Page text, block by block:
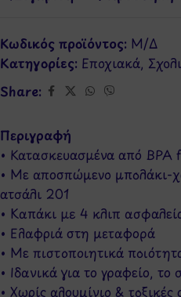
Κωδικός προϊόντος: Μ/Δ
Κατηγορίες: Εποχιακά,
Share:
Περιγραφή
• Κατασκευασμένα από BPA
• Με αποσπώμενο μπολάκι-
ατσάλι 201
• Καπάκι με 4 κλιπ
• Ελαφριά στη μεταφορά
• Με πιστοποιητικά
• Ιδανικά για το γραφείο,
• Χωρίς αλουμίνιο &